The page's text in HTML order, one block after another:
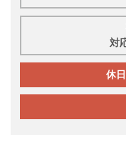
対
休